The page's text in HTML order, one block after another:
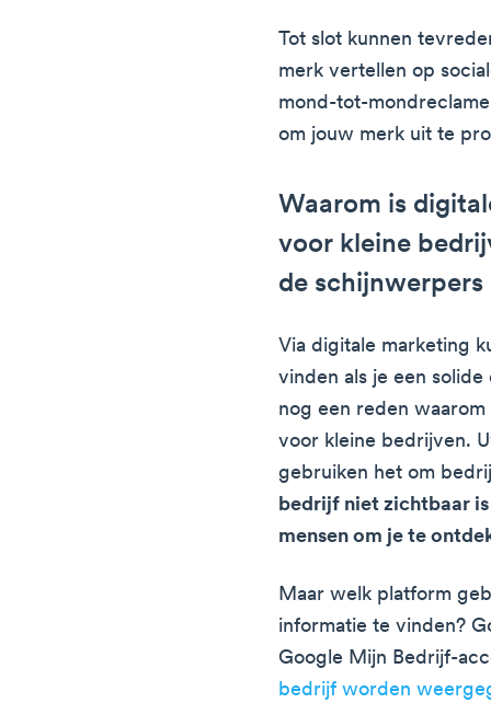
Tot slot kunnen
merk vertellen op
mond-tot-
om jouw merk uit te
Waarom is
voor kleine
de schijnwerpers
Via digitale marketing
vinden als je een
nog een reden
voor kleine bedrijven.
gebruiken het om
bedrijf niet zichtbaar
mensen om je te
Maar welk platform
informatie te vinden?
Google Mijn Bedrijf-
bedrijf worden